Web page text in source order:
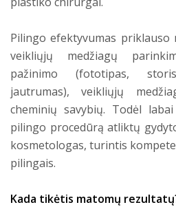
Pilingo efektyvumas
veikliųjų medžiagų
pažinimo (fototipas,
jautrumas), veikliųjų
cheminių savybių. Todėl
pilingo procedūrą atliktų
kosmetologas, turintis
pilingais.
Kada tikėtis matomų